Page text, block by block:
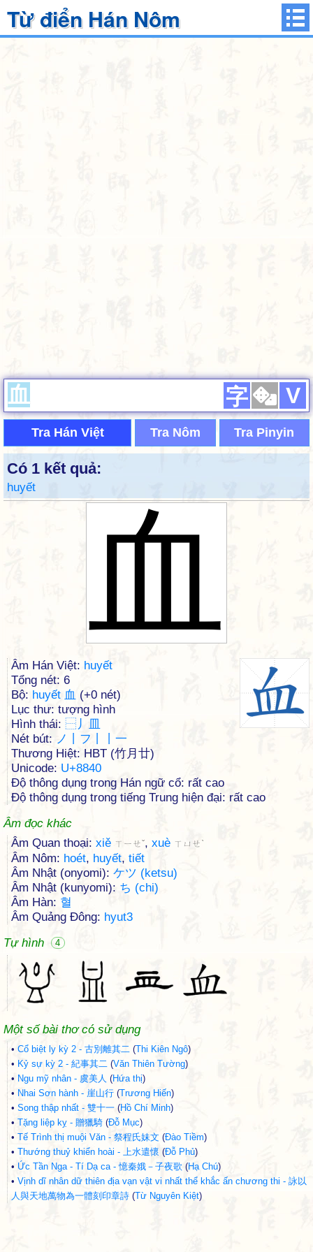
Từ điển Hán Nôm
字 V
Tra Hán Việt Tra Nôm Tra Pinyin
Có 1 kết quả:
huyết
血
Âm Hán Việt: huyết
Tổng nét: 6
Bộ: huyết 血 (+0 nét)
Lục thư: tượng hình
Hình thái: ⿱ 丿
皿
Nét bút: ノ丨フ丨丨一
Thương Hiệt: HBT (竹月廿)
Unicode: U+8840
Độ thông dụng trong Hán ngữ cổ: rất cao
Độ thông dụng trong tiếng Trung hiện đại: rất cao
Âm đọc khác
Âm Quan thoại: xiě ㄒㄧㄝˇ, xuè ㄒㄩㄝˋ
Âm Nôm: hoét, huyết, tiết
Âm Nhật (onyomi): ケツ (ketsu)
Âm Nhật (kunyomi): ち (chi)
Âm Hàn: 혈
Âm Quảng Đông: hyut3
Tự hình
4
Một số bài thơ có sử dụng
• Cổ biệt ly kỳ 2 - 古別離其二 (Thi Kiên Ngô)
• Kỷ sự kỳ 2 - 紀事其二 (Văn Thiên Tường)
• Ngu mỹ nhân - 虞美人 (Hứa thị)
• Nhai Sơn hành - 崖山行 (Trương Hiến)
• Song thập nhất - 雙十一 (Hồ Chí Minh)
• Tặng liệp kỵ - 贈獵騎 (Đỗ Mục)
• Tế Trình thị muội Văn - 祭程氏妹文 (Đào Tiềm)
• Thướng thuỷ khiển hoài - 上水遣懷 (Đỗ Phủ)
• Ức Tần Nga - Tí Dạ ca - 憶秦娥－子夜歌 (Hạ Chú)
• Vịnh dĩ nhân dữ thiên địa vạn vật vi nhất thể khắc ấn chương thi - 詠以
人與天地萬物為一體刻印章詩 (Từ Nguyên Kiệt)